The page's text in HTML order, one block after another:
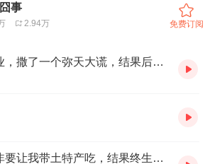
事
2.94万 免费订阅
小时候不喜欢写作业，撒了一个弥天大谎，结果后果很严重！
上学的时候，室友非要让我带土特产吃，结果终生难忘